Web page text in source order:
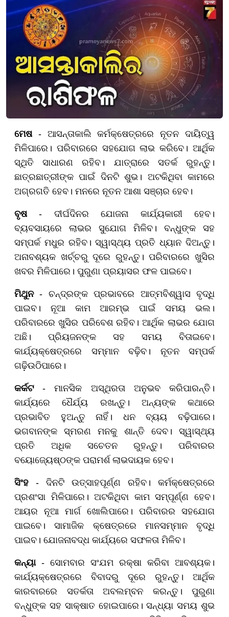
ମେଷ- ଆସନ୍ତାକାଲି କର୍ମକ୍ଷେତ୍ରରେ ନୂତନ ଦାୟିତ୍ୱ
ମିଳିପାରେ। ପରିବାରରେ ସହଯୋଗ ଲାଭ କରିବେ। ଆର୍ଥିକ
ସ୍ଥିତି ସାଧାରଣ ରହିବ। ଯାତ୍ରାରେ ସତର୍କ ରୁହନ୍ତୁ।
ଛାତ୍ରଛାତ୍ରୀଙ୍କ ପାଇଁ ଦିନଟି ଶୁଭ। ଅଟକିଥିବା କାମରେ
ଅଗ୍ରଗତି ହେବ। ମନରେ ନୂତନ ଆଶା ସଞ୍ଚାର ହେବ।
ବୃଷ- ଦୀର୍ଘଦିନର ଯୋଜନା କାର୍ଯ୍ୟକାରୀ ହେବ।
ବ୍ୟବସାୟରେ ଲାଭର ସୁଯୋଗ ମିଳିବ। ବନ୍ଧୁଙ୍କ ସହ
ସମ୍ପର୍କ ମଧୁର ରହିବ। ସ୍ୱାସ୍ଥ୍ୟ ପ୍ରତି ଧ୍ୟାନ ଦିଅନ୍ତୁ।
ଅନାବଶ୍ୟକ ଖର୍ଚ୍ଚରୁ ଦୂରେ ରୁହନ୍ତୁ। ପରିବାରରେ ଖୁସିର
ଖବର ମିଳିପାରେ। ପୁରୁଣା ପ୍ରୟାସର ଫଳ ପାଇବେ।
ମିଥୁନ- ଚନ୍ଦ୍ରଙ୍କ ପ୍ରଭାବରେ ଆତ୍ମବିଶ୍ୱାସ ବୃଦ୍ଧି
ପାଇବ। ନୂଆ କାମ ଆରମ୍ଭ ପାଇଁ ସମୟ ଭଲ।
ପରିବାରରେ ଖୁସିର ପରିବେଶ ରହିବ। ଆର୍ଥିକ ଲାଭର ଯୋଗ
ଅଛି। ପ୍ରିୟଜନଙ୍କ ସହ ସମୟ ବିତାଇବେ।
କାର୍ଯ୍ୟକ୍ଷେତ୍ରରେ ସମ୍ମାନ ବଢ଼ିବ। ନୂତନ ସମ୍ପର୍କ
ଗଢ଼ିଉଠିପାରେ।
କର୍କଟ- ମାନସିକ ଅସ୍ଥିରତା ଅନୁଭବ କରିପାରନ୍ତି।
କାର୍ଯ୍ୟରେ ଧୈର୍ଯ୍ୟ ରଖନ୍ତୁ। ଅନ୍ୟଙ୍କ କଥାରେ
ପ୍ରଭାବିତ ହୁଅନ୍ତୁ ନାହିଁ। ଧନ ବ୍ୟୟ ବଢ଼ିପାରେ।
ଭଗବାନଙ୍କ ସ୍ମରଣ ମନକୁ ଶାନ୍ତି ଦେବ। ସ୍ୱାସ୍ଥ୍ୟ
ପ୍ରତି ଅଧିକ ସଚେତନ ରୁହନ୍ତୁ। ପରିବାରର
ବୟୋଜ୍ୟେଷ୍ଠଙ୍କ ପରାମର୍ଶ ଲାଭଦାୟକ ହେବ।
ସିଂହ - ଦିନଟି ଉତ୍ସାହପୂର୍ଣ୍ଣ ରହିବ। କର୍ମକ୍ଷେତ୍ରରେ
ପ୍ରଶଂସା ମିଳିପାରେ। ଅଟକିଥିବା କାମ ସମ୍ପୂର୍ଣ୍ଣ ହେବ।
ଆୟର ନୂଆ ମାର୍ଗ ଖୋଲିପାରେ। ପରିବାରର ସହଯୋଗ
ପାଇବେ। ସାମାଜିକ କ୍ଷେତ୍ରରେ ମାନସମ୍ମାନ ବୃଦ୍ଧି
ପାଇବ। ଯୋଜନାବଦ୍ଧ କାର୍ଯ୍ୟରେ ସଫଳତା ମିଳିବ।
କନ୍ୟା- ସୋମବାର ସଂଯମ ରକ୍ଷା କରିବା ଆବଶ୍ୟକ।
କାର୍ଯ୍ୟକ୍ଷେତ୍ରରେ ବିବାଦରୁ ଦୂରେ ରୁହନ୍ତୁ। ଆର୍ଥିକ
କାରବାରରେ ସତର୍କତା ଅବଲମ୍ବନ କରନ୍ତୁ। ପୁରୁଣା
ବନ୍ଧୁଙ୍କ ସହ ସାକ୍ଷାତ ହୋଇପାରେ। ସନ୍ଧ୍ୟା ସମୟ ଶୁଭ